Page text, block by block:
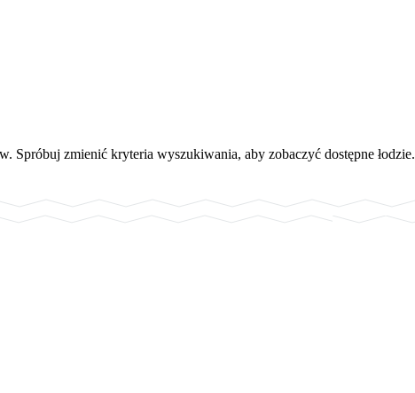
Spróbuj zmienić kryteria wyszukiwania, aby zobaczyć dostępne łodzie.